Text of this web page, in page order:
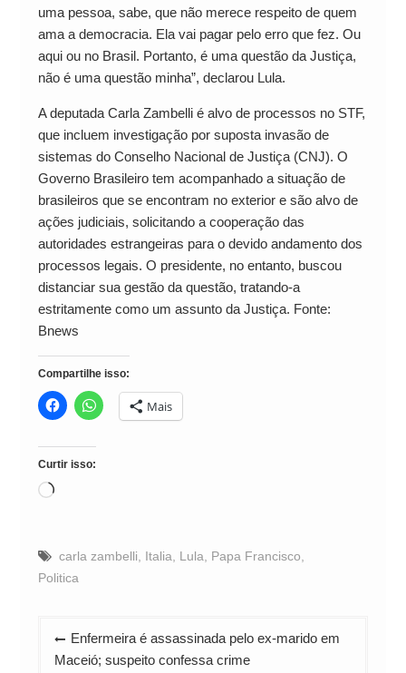
uma pessoa, sabe, que não merece respeito de quem
ama a democracia. Ela vai pagar pelo erro que fez. Ou
aqui ou no Brasil. Portanto, é uma questão da Justiça,
não é uma questão minha”, declarou Lula.
A deputada Carla Zambelli é alvo de processos no STF,
que incluem investigação por suposta invasão de
sistemas do Conselho Nacional de Justiça (CNJ). O
Governo Brasileiro tem acompanhado a situação de
brasileiros que se encontram no exterior e são alvo de
ações judiciais, solicitando a cooperação das
autoridades estrangeiras para o devido andamento dos
processos legais. O presidente, no entanto, buscou
distanciar sua gestão da questão, tratando-a
estritamente como um assunto da Justiça. Fonte:
Bnews
Compartilhe isso:
Mais
Curtir isso:
Carregando...
carla zambelli Italia Lula Papa Francisco
Politica
Navegação
de
Enfermeira é assassinada pelo ex-marido em
Maceió; suspeito confessa crime